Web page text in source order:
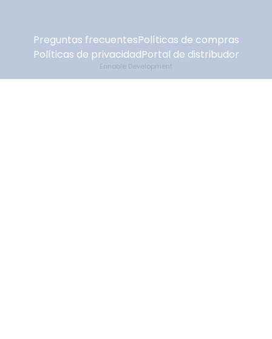
Preguntas frecuentesPolíticas de compras
Políticas de privacidadPortal de distribudor
Ennoble Development